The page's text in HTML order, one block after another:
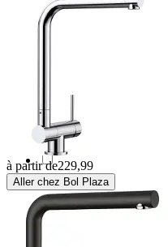
Inspire(2)
Kludi
Kuchinox
Laveo(8)
à partir de229,99
Aller chez Bol Plaza